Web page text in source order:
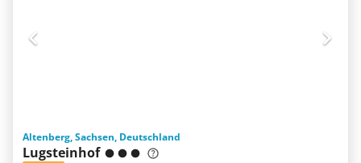
Altenberg, Sachsen, Deutschland
Lugsteinhof